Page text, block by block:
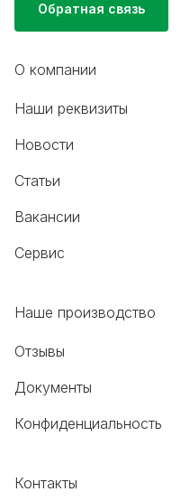
Обратная связь
О компании
Наши реквизиты
Новости
Статьи
Вакансии
Сервис
Наше производство
Отзывы
Документы
Конфиденциальность
Контакты